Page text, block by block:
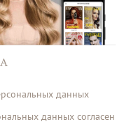
данных
данных согласен